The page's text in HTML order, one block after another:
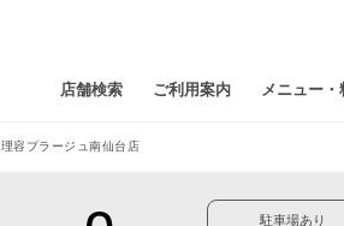
店舗検索 ご利用案内 メニュー・
理容プラージュ南仙台店
駐車場あり